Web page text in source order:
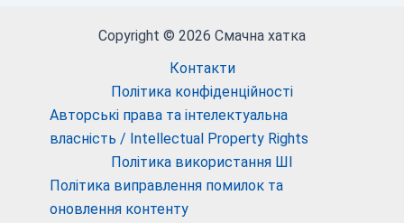
Copyright © 2026 Смачна хатка
Контакти
Політика конфіденційності
Авторські права та інтелектуальна
власність / Intellectual Property Rights
Політика використання ШІ
Політика виправлення помилок та
оновлення контенту